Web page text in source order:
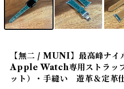
【無二 / MUNI】最高峰ナイ
Apple Watch専用ストラッ
ット）・手縫い 遊革＆定革